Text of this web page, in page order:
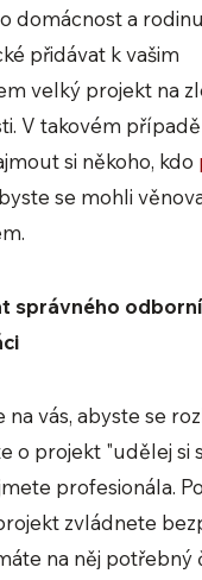
domácnost a
přidávat k vašim
velký projekt na
V takovém
si někoho, kdo
se mohli
správného
na vás, abyste se
o projekt "udělej si
profesionála.
zvládnete
na něj potřebný